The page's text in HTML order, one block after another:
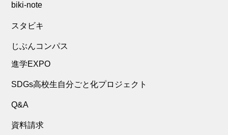
biki-note
スタビキ
じぶんコンパス
進学EXPO
SDGs高校生自分ごと化プロジェクト
Q&A
資料請求